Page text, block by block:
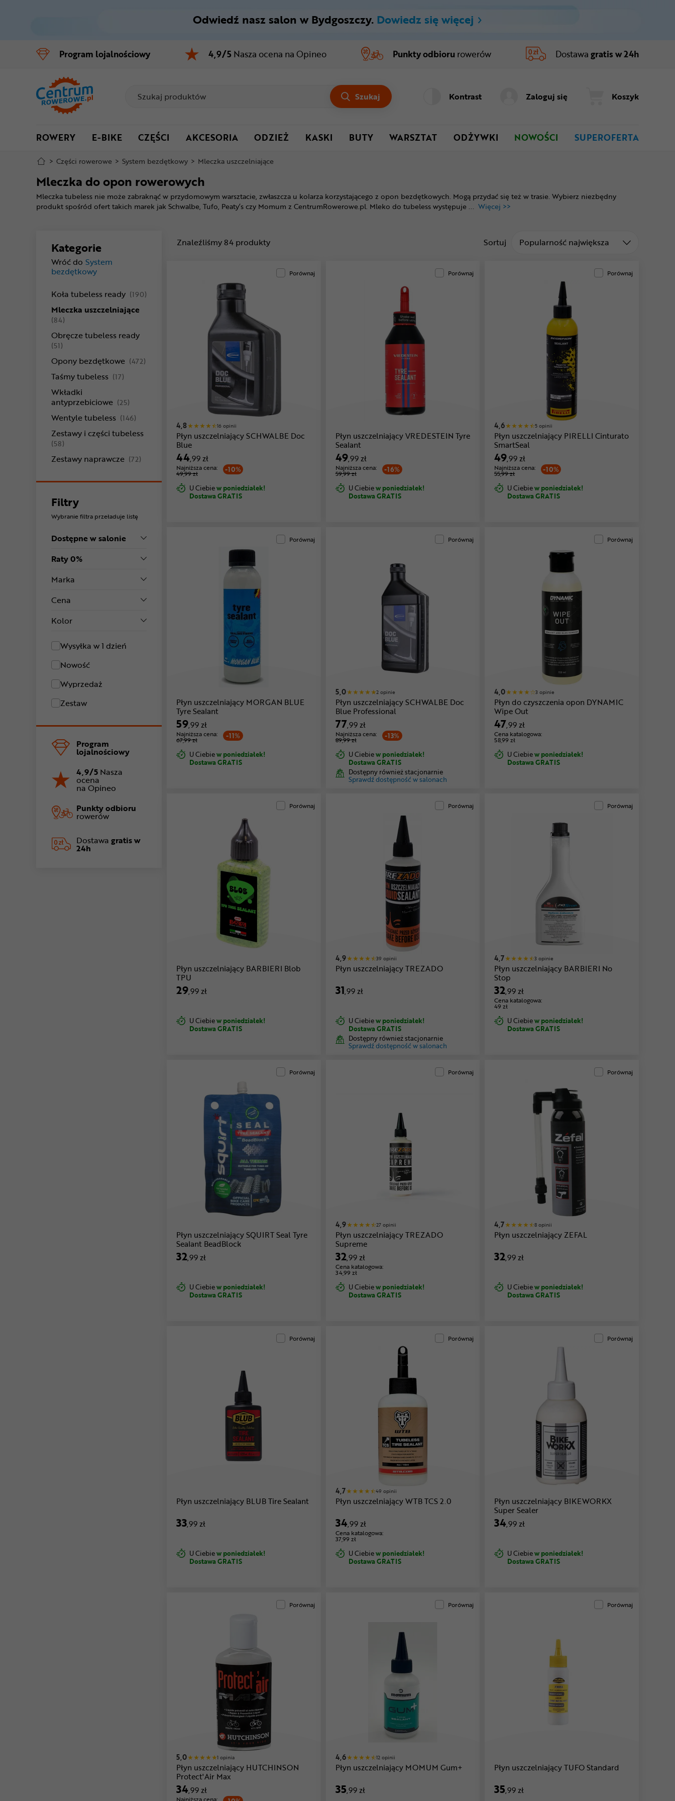
Menu główne
Filtry
Stopka
Mapa strony
Odwiedź nasz salon w Bydgoszczy. Dowiedz się więcej
Program lojalnościowy 4,9/5 Nasza ocena na Opineo Punkty odbioru rowerów Dostawa gratis w 24h
Szukaj Kontrast Zaloguj się Koszyk
ROWERY E-BIKE CZĘŚCI AKCESORIA ODZIEŻ KASKI BUTY WARSZTAT ODŻYWKI NOWOŚCI SUPEROFERTA
> Części rowerowe > System bezdętkowy > Mleczka uszczelniające
Mleczka do opon rowerowych
Mleczka tubeless nie może zabraknąć w przydomowym warsztacie, zwłaszcza u kolarza korzystającego z opon bezdętkowych. Mogą przydać się też w trasie. Wybierz niezbędny
produkt spośród ofert takich marek jak Schwalbe, Tufo, Peaty’s czy Momum z CentrumRowerowe.pl. Mleko do tubeless występuje ... Więcej >>
Kategorie
Wróć do System
bezdętkowy
Koła tubeless ready (190)
Mleczka uszczelniające
(84)
Obręcze tubeless ready
(51)
Opony bezdętkowe (472)
Taśmy tubeless (17)
Wkładki
antyprzebiciowe (25)
Wentyle tubeless (146)
Zestawy i części tubeless
(58)
Zestawy naprawcze (72)
Filtry
Wybranie filtra przeładuje listę
Dostępne w salonie
Raty 0%
Marka
Cena
Kolor
Wysyłka w 1 dzień
Nowość
Wyprzedaż
Zestaw
Program
lojalnościowy
4,9/5 Nasza
ocena
na Opineo
Punkty odbioru
rowerów
Dostawa gratis w
24h
Znaleźliśmy84 produkty Sortuj Sortuj od
Popularność największa
Porównaj
4,8 16 opinii
Płyn uszczelniający SCHWALBE Doc
Blue
44,99 zł
-10%
Najniższa cena:
49,99 zł
U Ciebiew poniedziałek!
Dostawa GRATIS
Porównaj
Płyn uszczelniający VREDESTEIN Tyre
Sealant
49,99 zł
-16%
Najniższa cena:
59,99 zł
U Ciebiew poniedziałek!
Dostawa GRATIS
Porównaj
4,6 5 opinii
Płyn uszczelniający PIRELLI Cinturato
SmartSeal
49,99 zł
-10%
Najniższa cena:
55,99 zł
U Ciebiew poniedziałek!
Dostawa GRATIS
Porównaj
Płyn uszczelniający MORGAN BLUE
Tyre Sealant
59,99 zł
-11%
Najniższa cena:
67,99 zł
U Ciebiew poniedziałek!
Dostawa GRATIS
Porównaj
5,0 2 opinie
Płyn uszczelniający SCHWALBE Doc
Blue Professional
77,99 zł
-13%
Najniższa cena:
89,99 zł
U Ciebiew poniedziałek!
Dostawa GRATIS
Dostępny również stacjonarnie
Sprawdź dostępność w salonach
Porównaj
4,0 3 opinie
Płyn do czyszczenia opon DYNAMIC
Wipe Out
47,99 zł
Cena katalogowa:
58,99 zł
U Ciebiew poniedziałek!
Dostawa GRATIS
Porównaj
Płyn uszczelniający BARBIERI Blob
TPU
29,99 zł
U Ciebiew poniedziałek!
Dostawa GRATIS
Porównaj
4,9 39 opinii
Płyn uszczelniający TREZADO
31,99 zł
U Ciebiew poniedziałek!
Dostawa GRATIS
Dostępny również stacjonarnie
Sprawdź dostępność w salonach
Porównaj
4,7 3 opinie
Płyn uszczelniający BARBIERI No
Stop
32,99 zł
Cena katalogowa:
49 zł
U Ciebiew poniedziałek!
Dostawa GRATIS
Porównaj
Płyn uszczelniający SQUIRT Seal Tyre
Sealant BeadBlock
32,99 zł
U Ciebiew poniedziałek!
Dostawa GRATIS
Porównaj
4,9 27 opinii
Płyn uszczelniający TREZADO
Supreme
32,99 zł
Cena katalogowa:
34,99 zł
U Ciebiew poniedziałek!
Dostawa GRATIS
Porównaj
4,7 8 opinii
Płyn uszczelniający ZEFAL
32,99 zł
U Ciebiew poniedziałek!
Dostawa GRATIS
Porównaj
Płyn uszczelniający BLUB Tire Sealant
33,99 zł
U Ciebiew poniedziałek!
Dostawa GRATIS
Porównaj
4,7 49 opinii
Płyn uszczelniający WTB TCS 2.0
34,99 zł
Cena katalogowa:
37,99 zł
U Ciebiew poniedziałek!
Dostawa GRATIS
Porównaj
Płyn uszczelniający BIKEWORKX
Super Sealer
34,99 zł
U Ciebiew poniedziałek!
Dostawa GRATIS
Porównaj
5,0 1 opinia
Płyn uszczelniający HUTCHINSON
Protect'Air Max
34,99 zł
Najniższa cena:
Porównaj
4,6 12 opinii
Płyn uszczelniający MOMUM Gum+
35,99 zł
Porównaj
Płyn uszczelniający TUFO Standard
35,99 zł